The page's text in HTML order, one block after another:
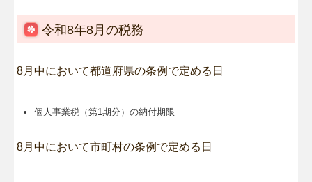
令和8年8月の税務
8月中において都道府県の条例で定める日
個人事業税（第1期分）の納付期限
8月中において市町村の条例で定める日